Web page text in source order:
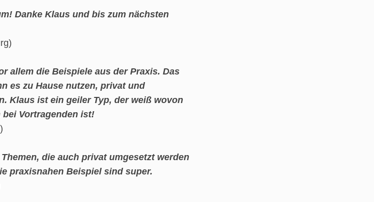
Danke Klaus und bis zum nächsten
allem die Beispiele aus der Praxis. Das
es zu Hause nutzen, privat und
Klaus ist ein geiler Typ, der weiß wovon
bei Vortragenden ist!
die auch privat umgesetzt werden
praxisnahen Beispiel sind super.